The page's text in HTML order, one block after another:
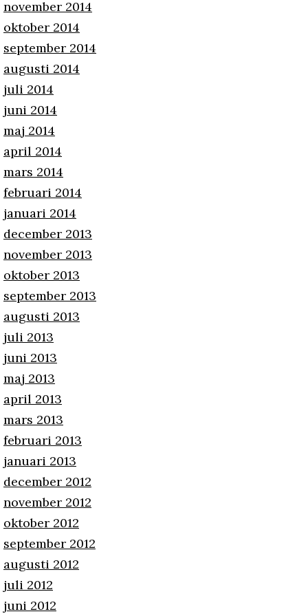
november 2014
oktober 2014
september 2014
augusti 2014
juli 2014
juni 2014
maj 2014
april 2014
mars 2014
februari 2014
januari 2014
december 2013
november 2013
oktober 2013
september 2013
augusti 2013
juli 2013
juni 2013
maj 2013
april 2013
mars 2013
februari 2013
januari 2013
december 2012
november 2012
oktober 2012
september 2012
augusti 2012
juli 2012
juni 2012